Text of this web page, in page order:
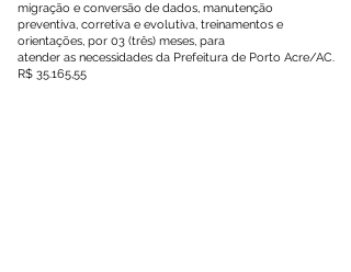
migração e conversão de dados, manutenção
preventiva, corretiva e evolutiva, treinamentos e
orientações, por 03 (três) meses, para
atender as necessidades da Prefeitura de Porto Acre/AC.
R$ 35.165,55